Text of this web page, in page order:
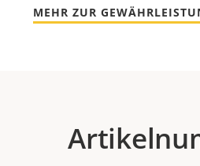
MEHR ZUR